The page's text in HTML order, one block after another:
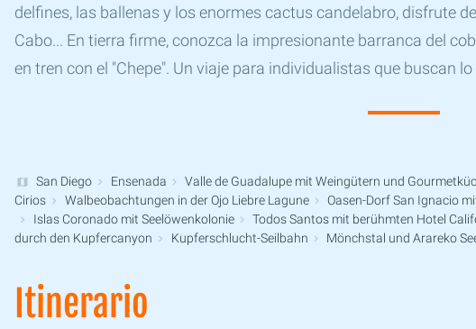
delfines, las ballenas y los enormes cactus candelabro, disfrute
Cabo... En tierra firme, conozca la impresionante barranca del
en tren con el "Chepe". Un viaje para individualistas que buscan
San Diego Ensenada Valle de Guadalupe mit Weingütern und
Cirios
Walbeobachtungen in der Ojo Liebre Lagune Oasen-Dorf San Ignacio
Islas Coronado mit Seelöwenkolonie
Todos Santos mit berühmten Hotel
durch den Kupfercanyon
Kupferschlucht-Seilbahn Mönchstal und Arareko
Itinerario